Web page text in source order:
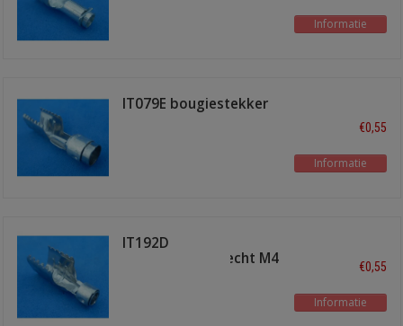
Informatie
IT079E bougiestekker
€0,55
Informatie
IT192D
bougiestekkerrecht M4
€0,55
Informatie